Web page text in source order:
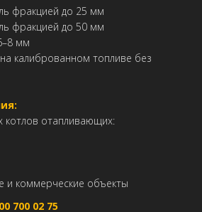
фракцией до 25 мм
фракцией до 50 мм
мм
калиброванном топливе без
котлов отапливающих:
и коммерческие объекты
700 02 75